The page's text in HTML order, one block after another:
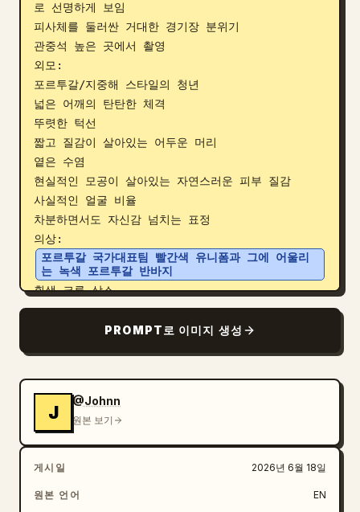
로 선명하게 보임
피사체를 둘러싼 거대한 경기장 분위기
관중석 높은 곳에서 촬영
외모:
포르투갈/지중해 스타일의 청년
넓은 어깨의 탄탄한 체격
뚜렷한 턱선
짧고 질감이 살아있는 어두운 머리
옅은 수염
현실적인 모공이 살아있는 자연스러운 피부 질감
사실적인 얼굴 비율
차분하면서도 자신감 넘치는 표정
포르투갈 국가대표팀 빨간색 유니폼과 그에 어울리
는 녹색 포르투갈 반바지
흰색 크루 삭스
흰색 운동화
작은 은색 체인 목걸이
한쪽 팔뚝을 난간에 걸침
다른 한 손은 반바지 주머니에 자연스럽게 넣음
카메라로부터 약 30도 정도 몸을 돌린 각도
카메라를 보지 않고 아래쪽 경기를 내려다보는 시선
탄탄하고 운동선수 같은 자세
PROMPT로 이미지 생성
J
@Johnn
원본 보기
게시일 2026년 6월 18일
원본 언어 EN